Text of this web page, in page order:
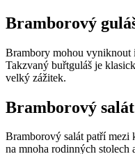
Bramborový
Brambory mohou vyniknout
Takzvaný buřtguláš je
velký zážitek.
Bramborový salát
Bramborový salát patří mezi
na mnoha rodinných stolech